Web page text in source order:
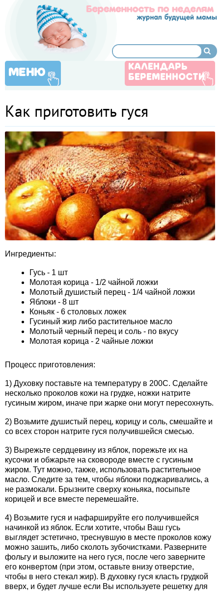
МЕНЮ
КАЛЕНДАРЬ
БЕРЕМЕННОСТИ
Как приготовить гуся
Ингредиенты:
Гусь - 1 шт
Молотая корица - 1/2 чайной ложки
Молотый душистый перец - 1/4 чайной ложки
Яблоки - 8 шт
Коньяк - 6 столовых ложек
Гусиный жир либо растительное масло
Молотый черный перец и соль - по вкусу
Молотая корица - 2 чайные ложки
Процесс приготовления:
1) Духовку поставьте на температуру в 200С. Сделайте
несколько проколов кожи на грудке, ножки натрите
гусиным жиром, иначе при жарке они могут пересохнуть.
2) Возьмите душистый перец, корицу и соль, смешайте и
со всех сторон натрите гуся получившейся смесью.
3) Вырежьте сердцевину из яблок, порежьте их на
кусочки и обжарьте на сковороде вместе с гусиным
жиром. Тут можно, также, использовать растительное
масло. Следите за тем, чтобы яблоки поджаривались, а
не размокали. Брызните сверху коньяка, посыпьте
корицей и все вместе перемешайте.
4) Возьмите гуся и нафаршируйте его получившейся
начинкой из яблок. Если хотите, чтобы Ваш гусь
выглядет эстетично, треснувшую в месте проколов кожу
можно зашить, либо сколоть зубочистками. Разверните
фольгу и выложите на него гуся, после чего заверните
его конвертом (при этом, оставьте внизу отверстие,
чтобы в него стекал жир). В духовку гуся класть грудкой
вверх, и будет лучше если Вы используете решетку для